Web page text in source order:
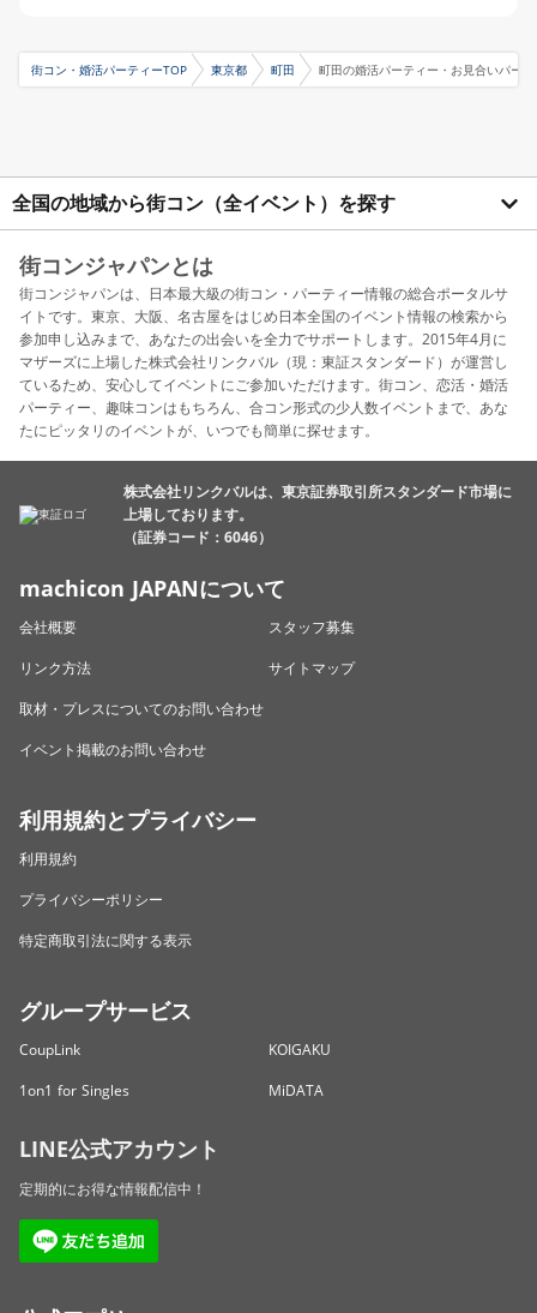
街コン・婚活パーティーTOP 東京都 町田 町田の婚活パーティー・お見合いパー
全国の地域から街コン（全イベント）を探す
街コンジャパンとは
街コンジャパンは、日本最大級の街コン・パーティー情報の総合ポータルサ
イトです。東京、大阪、名古屋をはじめ日本全国のイベント情報の検索から
参加申し込みまで、あなたの出会いを全力でサポートします。2015年4月に
マザーズに上場した株式会社リンクバル（現：東証スタンダード）が運営し
ているため、安心してイベントにご参加いただけます。街コン、恋活・婚活
パーティー、趣味コンはもちろん、合コン形式の少人数イベントまで、あな
たにピッタリのイベントが、いつでも簡単に探せます。
株式会社リンクバルは、東京証券取引所スタンダード市場に
上場しております。
（証券コード：6046）
machicon JAPANについて
会社概要
スタッフ募集
リンク方法
サイトマップ
取材・プレスについてのお問い合わせ
イベント掲載のお問い合わせ
利用規約とプライバシー
利用規約
プライバシーポリシー
特定商取引法に関する表示
グループサービス
CoupLink
KOIGAKU
1on1 for Singles
MiDATA
LINE公式アカウント
定期的にお得な情報配信中！